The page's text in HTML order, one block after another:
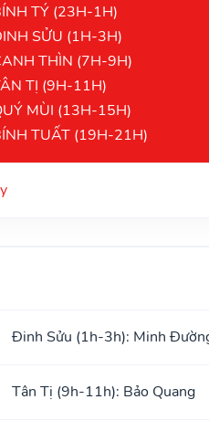
TÝ (23H-1H)
SỬU (1H-3H)
THÌN (7H-9H)
TỊ (9H-11H)
MÙI (13H-15H)
TUẤT (19H-21H)
Đinh Sửu (1h-3h): Minh
Tân Tị (9h-11h): Bảo Quang